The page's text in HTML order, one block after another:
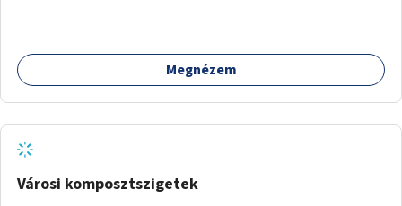
Megnézem
Városi komposztszigetek